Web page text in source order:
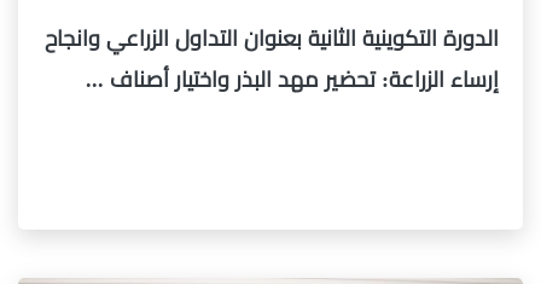
الدورة التكوينية الثانية بعنوان التداول الزراعي وانجاح
إرساء الزراعة: تحضير مهد البذر واختيار أصناف ...